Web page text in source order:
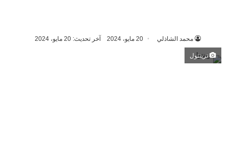
محمد الشاذلي 20 مايو، 2024 آخر تحديث: 20 مايو، 2024
ترينتول